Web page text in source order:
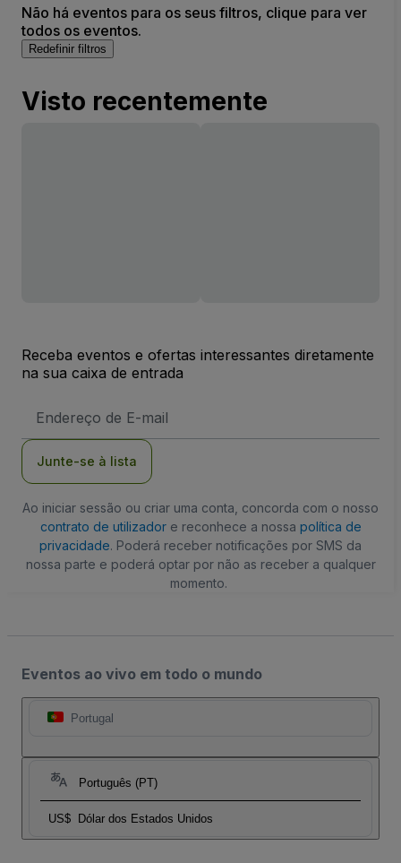
Não há eventos para os seus filtros, clique para ver
todos os eventos.
Redefinir filtros
Visto recentemente
Receba eventos e ofertas interessantes diretamente
na sua caixa de entrada
de
Junte-se à lista
Ao iniciar sessão ou criar uma conta, concorda com o nosso
contrato de utilizadore reconhece a nossa política de
privacidade. Poderá receber notificações por SMS da
nossa parte e poderá optar por não as receber a qualquer
momento.
Eventos ao vivo em todo o mundo
Portugal
Português (PT)
US$ Dólar dos Estados Unidos